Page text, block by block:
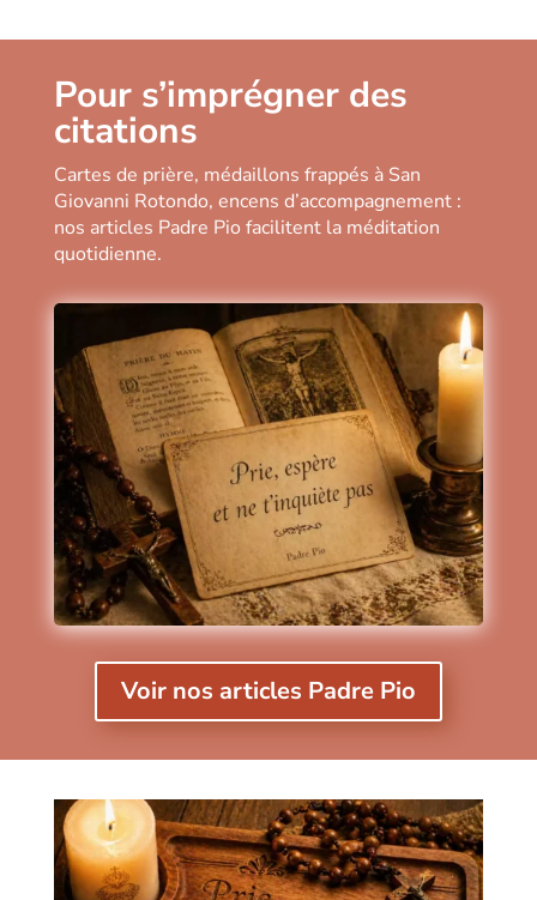
Pour s’imprégner des
citations
Cartes de prière, médaillons frappés à San
Giovanni Rotondo, encens d’accompagnement :
nos articles Padre Pio facilitent la méditation
quotidienne.
Voir nos articles Padre Pio